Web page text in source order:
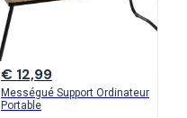
€ 12,99
Mességué Support Ordinateur
Portable